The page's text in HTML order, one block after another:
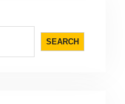
SEARCH